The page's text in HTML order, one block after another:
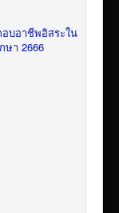
อบอาชีพอิสระใน
ษา 2666